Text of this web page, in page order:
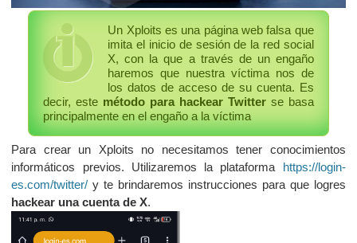
Un Xploits es una página web falsa que
imita el inicio de sesión de la red social
X, con la que a través de un engaño
haremos que nuestra víctima nos de
los datos de acceso de su cuenta. Es
decir, este método para hackear Twitterse basa
principalmente en el engaño a la víctima
Para crear un Xploits no necesitamos tener conocimientos
informáticos previos. Utilizaremos la plataforma https://login-
es.com/twitter/ y te brindaremos instrucciones para que logres
hackear una cuenta de X.